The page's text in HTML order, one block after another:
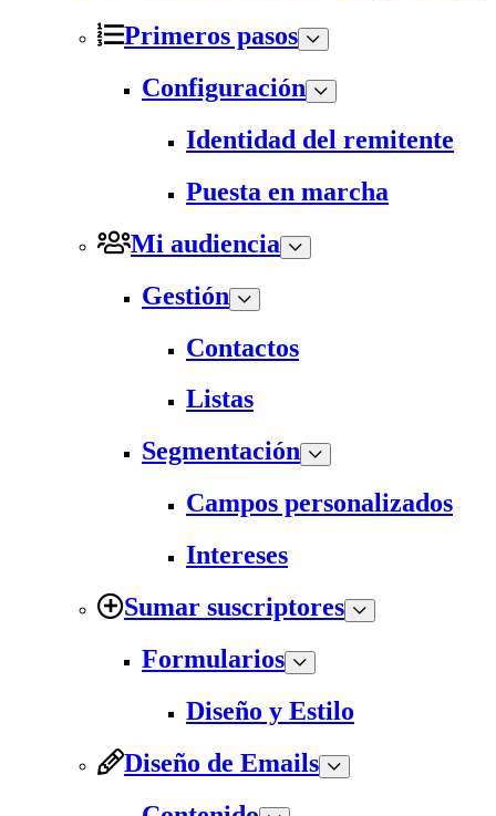
Primeros pasos
Configuración
Identidad del remitente
Puesta en marcha
Mi audiencia
Gestión
Contactos
Listas
Segmentación
Campos personalizados
Intereses
Sumar suscriptores
Formularios
Diseño y Estilo
Diseño de Emails